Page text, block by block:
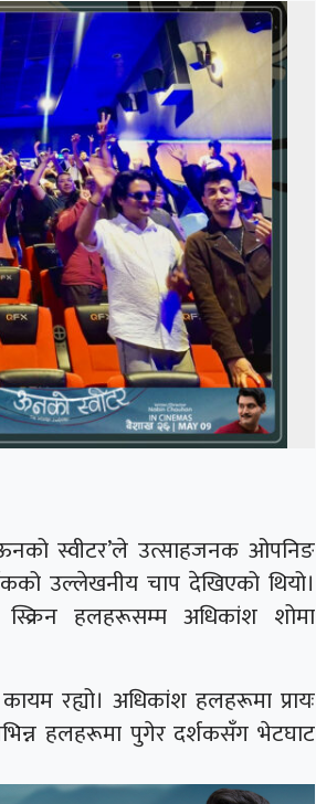
स्वीटर’ले उत्साहजनक ओपनिङ
उल्लेखनीय चाप देखिएको थियो।
स्क्रिन हलहरूसम्म अधिकांश शोमा
रह्यो। अधिकांश हलहरूमा प्रायः
हलहरूमा पुगेर दर्शकसँग भेटघाट